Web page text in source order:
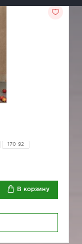
170-92
В корзину